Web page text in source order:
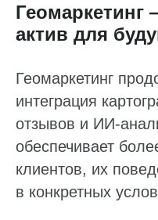
Геомаркетинг
актив для
Геомаркетинг
интеграция
отзывов и
обеспечивает
клиентов, их
в конкретных
Работа с отзывами
Сервис сбора отзывов
Анализ конкурентов
Мониторинг конкурентов
Реклама на картах
Геоперфоманс реклама